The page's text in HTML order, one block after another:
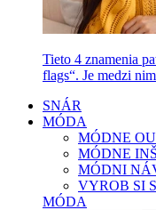
Tieto 4 znamenia
flags“. Je medzi
SNÁR
MÓDA
MÓDNE
MÓDNE
MÓDNI
VYROB SI
MÓDA